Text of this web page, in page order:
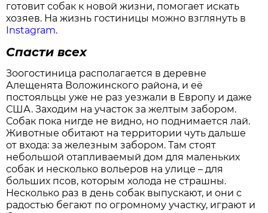
готовит собак к новой жизни, помогает искать
хозяев. На жизнь гостиницы можно взглянуть в
Instagram.
Спасти всех
Зоогостиница располагается в деревне
Алещенята Воложинского района, и её
постояльцы уже не раз уезжали в Европу и даже
США. Заходим на участок за желтым забором.
Собак пока нигде не видно, но поднимается лай.
Животные обитают на территории чуть дальше
от входа: за железным забором. Там стоят
небольшой отапливаемый дом для маленьких
собак и несколько вольеров на улице – для
больших псов, которым холода не страшны.
Несколько раз в день собак выпускают, и они с
радостью бегают по огромному участку, играют и